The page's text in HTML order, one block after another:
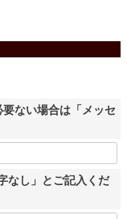
ない場合は「メッセ
なし」とご記入くだ